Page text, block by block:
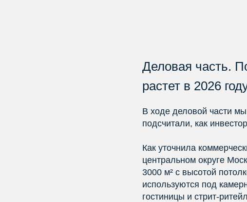
Деловая часть.
растет в 2026
В ходе деловой части
подсчитали, как
Как уточнила
центральном округе
3000 м² с высотой
используются под
гостиницы и стрит-